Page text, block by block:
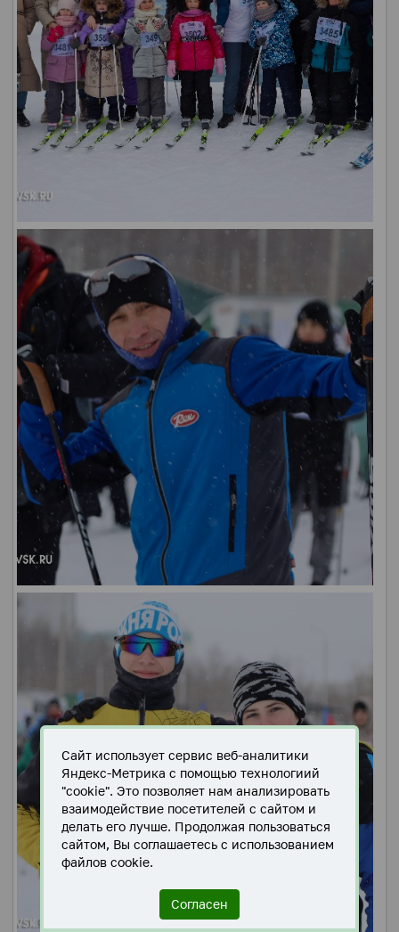
Сайт использует сервис веб-аналитики
Яндекс-Метрика с помощью технологиий
"cookie". Это позволяет нам анализировать
взаимодействие посетителей с сайтом и
делать его лучше. Продолжая пользоваться
сайтом, Вы соглашаетесь с использованием
файлов cookie.
Согласен